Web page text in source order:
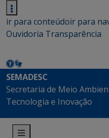
ir para conteúdoir para
Ouvidoria Transparência
SEMADESC
Secretaria de Meio
Tecnologia e Inovação